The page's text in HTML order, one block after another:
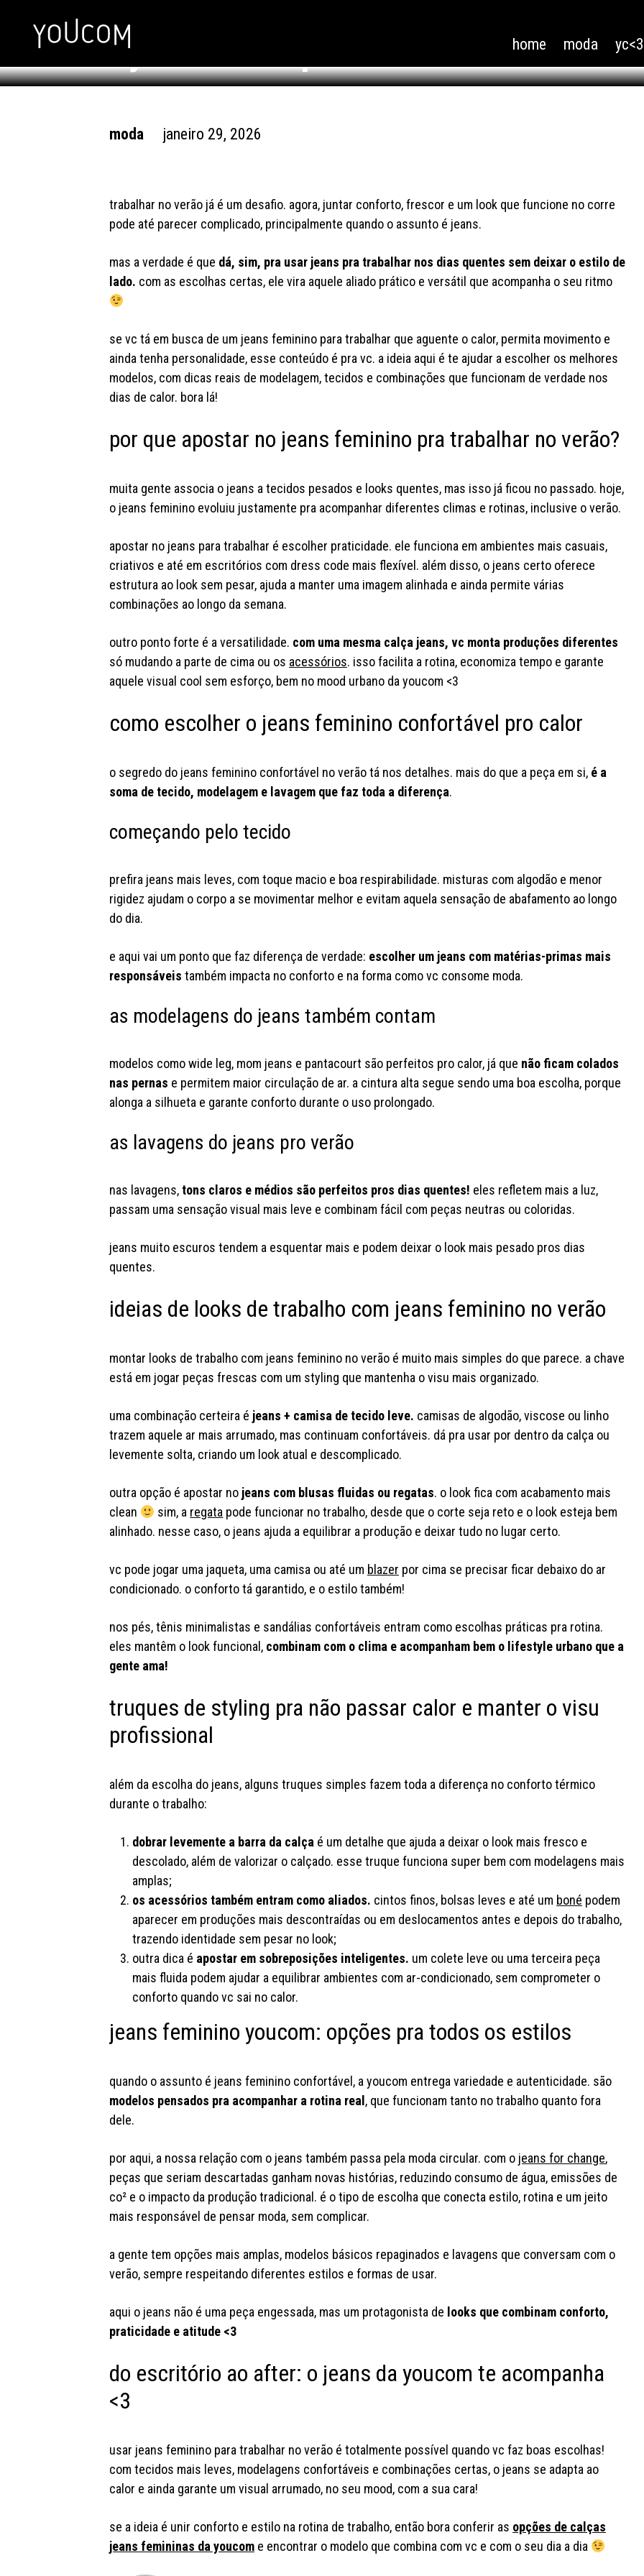
home moda
o jeans certo pra trabalhar no verão
sem passar perrengue
moda janeiro 29, 2026
trabalhar no verão já é um desafio. agora, juntar conforto, frescor e um look que funcione no corre
pode até parecer complicado, principalmente quando o assunto é jeans.
mas a verdade é que dá, sim, pra usar jeans pra trabalhar nos dias quentes sem deixar o estilo de
lado. com as escolhas certas, ele vira aquele aliado prático e versátil que acompanha o seu ritmo
se vc tá em busca de um jeans feminino para trabalhar que aguente o calor, permita movimento e
ainda tenha personalidade, esse conteúdo é pra vc. a ideia aqui é te ajudar a escolher os melhores
modelos, com dicas reais de modelagem, tecidos e combinações que funcionam de verdade nos
dias de calor. bora lá!
por que apostar no jeans feminino pra trabalhar no verão?
muita gente associa o jeans a tecidos pesados e looks quentes, mas isso já ficou no passado. hoje,
o jeans feminino evoluiu justamente pra acompanhar diferentes climas e rotinas, inclusive o verão.
apostar no jeans para trabalhar é escolher praticidade. ele funciona em ambientes mais casuais,
criativos e até em escritórios com dress code mais flexível. além disso, o jeans certo oferece
estrutura ao look sem pesar, ajuda a manter uma imagem alinhada e ainda permite várias
combinações ao longo da semana.
outro ponto forte é a versatilidade. com uma mesma calça jeans, vc monta produções diferentes
só mudando a parte de cima ou os acessórios. isso facilita a rotina, economiza tempo e garante
aquele visual cool sem esforço, bem no mood urbano da youcom <3
como escolher o jeans feminino confortável pro calor
o segredo do jeans feminino confortável no verão tá nos detalhes. mais do que a peça em si, é a
soma de tecido, modelagem e lavagem que faz toda a diferença.
começando pelo tecido
prefira jeans mais leves, com toque macio e boa respirabilidade. misturas com algodão e menor
rigidez ajudam o corpo a se movimentar melhor e evitam aquela sensação de abafamento ao longo
do dia.
e aqui vai um ponto que faz diferença de verdade: escolher um jeans com matérias-primas mais
responsáveis também impacta no conforto e na forma como vc consome moda.
as modelagens do jeans também contam
modelos como wide leg, mom jeans e pantacourt são perfeitos pro calor, já que não ficam colados
nas pernas e permitem maior circulação de ar. a cintura alta segue sendo uma boa escolha, porque
alonga a silhueta e garante conforto durante o uso prolongado.
as lavagens do jeans pro verão
nas lavagens,tons claros e médios são perfeitos pros dias quentes! eles refletem mais a luz,
passam uma sensação visual mais leve e combinam fácil com peças neutras ou coloridas.
jeans muito escuros tendem a esquentar mais e podem deixar o look mais pesado pros dias
quentes.
ideias de looks de trabalho com jeans feminino no verão
montar looks de trabalho com jeans feminino no verão é muito mais simples do que parece. a chave
está em jogar peças frescas com um styling que mantenha o visu mais organizado.
uma combinação certeira é jeans + camisa de tecido leve. camisas de algodão, viscose ou linho
trazem aquele ar mais arrumado, mas continuam confortáveis. dá pra usar por dentro da calça ou
levemente solta, criando um look atual e descomplicado.
outra opção é apostar nojeans com blusas fluidas ou regatas. o look fica com acabamento mais
clean
sim, a regata pode funcionar no trabalho, desde que o corte seja reto e o look esteja bem
alinhado. nesse caso, o jeans ajuda a equilibrar a produção e deixar tudo no lugar certo.
vc pode jogar uma jaqueta, uma camisa ou até um blazer por cima se precisar ficar debaixo do ar
condicionado. o conforto tá garantido, e o estilo também!
nos pés, tênis minimalistas e sandálias confortáveis entram como escolhas práticas pra rotina.
eles mantêm o look funcional, combinam com o clima e acompanham bem o lifestyle urbano que a
gente ama!
truques de styling pra não passar calor e manter o visu
profissional
além da escolha do jeans, alguns truques simples fazem toda a diferença no conforto térmico
durante o trabalho:
dobrar levemente a barra da calça é um detalhe que ajuda a deixar o look mais fresco e
descolado, além de valorizar o calçado. esse truque funciona super bem com modelagens mais
amplas;
os acessórios também entram como aliados. cintos finos, bolsas leves e até um boné podem
aparecer em produções mais descontraídas ou em deslocamentos antes e depois do trabalho,
trazendo identidade sem pesar no look;
outra dica é apostar em sobreposições inteligentes. um colete leve ou uma terceira peça
mais fluida podem ajudar a equilibrar ambientes com ar-condicionado, sem comprometer o
conforto quando vc sai no calor.
jeans feminino youcom: opções pra todos os estilos
quando o assunto é jeans feminino confortável, a youcom entrega variedade e autenticidade. são
modelos pensados pra acompanhar a rotina real , que funcionam tanto no trabalho quanto fora
dele.
por aqui, a nossa relação com o jeans também passa pela moda circular. com o jeans for change,
peças que seriam descartadas ganham novas histórias, reduzindo consumo de água, emissões de
co² e o impacto da produção tradicional. é o tipo de escolha que conecta estilo, rotina e um jeito
mais responsável de pensar moda, sem complicar.
a gente tem opções mais amplas, modelos básicos repaginados e lavagens que conversam com o
verão, sempre respeitando diferentes estilos e formas de usar.
aqui o jeans não é uma peça engessada, mas um protagonista de looks que combinam conforto,
praticidade e atitude <3
do escritório ao after: o jeans da youcom te acompanha
<3
usar jeans feminino para trabalhar no verão é totalmente possível quando vc faz boas escolhas!
com tecidos mais leves, modelagens confortáveis e combinações certas, o jeans se adapta ao
calor e ainda garante um visual arrumado, no seu mood, com a sua cara!
se a ideia é unir conforto e estilo na rotina de trabalho, então bora conferir as opções de calças
jeans femininas da youcome encontrar o modelo que combina com vc e com o seu dia a dia
duas vezes? #youcom
#lojayoucom #fashiontok